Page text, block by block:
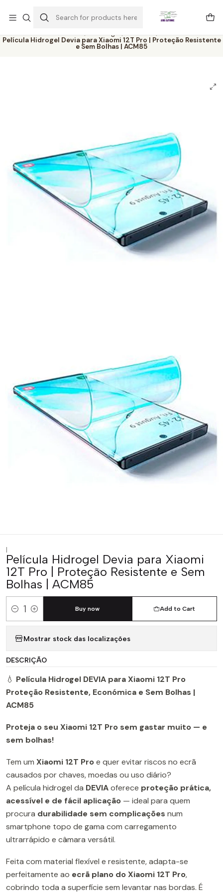
Home Catálogo
Películas
Película Hidrogel Devia para Xiaomi 12T Pro | Proteção Resistente
e Sem Bolhas | ACM85
|
Película Hidrogel Devia para Xiaomi
12T Pro | Proteção Resistente e Sem
Bolhas | ACM85
Quantity
Add to Cart
Buy now
Mostrar stock das localizações
DESCRIÇÃO
💧 Película Hidrogel DEVIA para Xiaomi 12T Pro
Proteção Resistente, Económica e Sem Bolhas |
ACM85
Proteja o seu Xiaomi 12T Pro sem gastar muito — e
sem bolhas!
Tem um Xiaomi 12T Proe quer evitar riscos no ecrã
causados por chaves, moedas ou uso diário?
A película hidrogel da DEVIAoferece proteção prática,
acessível e de fácil aplicação — ideal para quem
procura durabilidade sem complicações num
smartphone topo de gama com carregamento
ultrarrápido e câmara versátil.
Feita com material flexível e resistente, adapta-se
perfeitamente ao ecrã plano do Xiaomi 12T Pro,
cobrindo toda a superfície sem levantar nas bordas. É